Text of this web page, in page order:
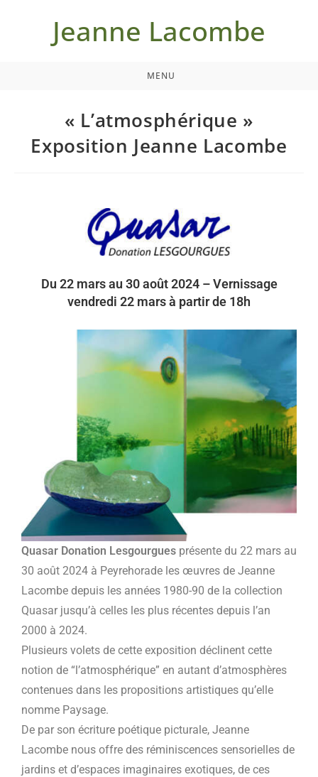
Jeanne Lacombe
MENU
« L’atmosphérique »
Exposition Jeanne Lacombe
Du 22 mars au 30 août 2024 – Vernissage
vendredi 22 mars à partir de 18h
Quasar Donation Lesgourgues présente du 22 mars au
30 août 2024 à Peyrehorade les œuvres de Jeanne
Lacombe depuis les années 1980-90 de la collection
Quasar jusqu’à celles les plus récentes depuis l’an
2000 à 2024.
Plusieurs volets de cette exposition déclinent cette
notion de “l’atmosphérique” en autant d’atmosphères
contenues dans les propositions artistiques qu’elle
nomme Paysage.
De par son écriture poétique picturale, Jeanne
Lacombe nous offre des réminiscences sensorielles de
jardins et d’espaces imaginaires exotiques, de ces